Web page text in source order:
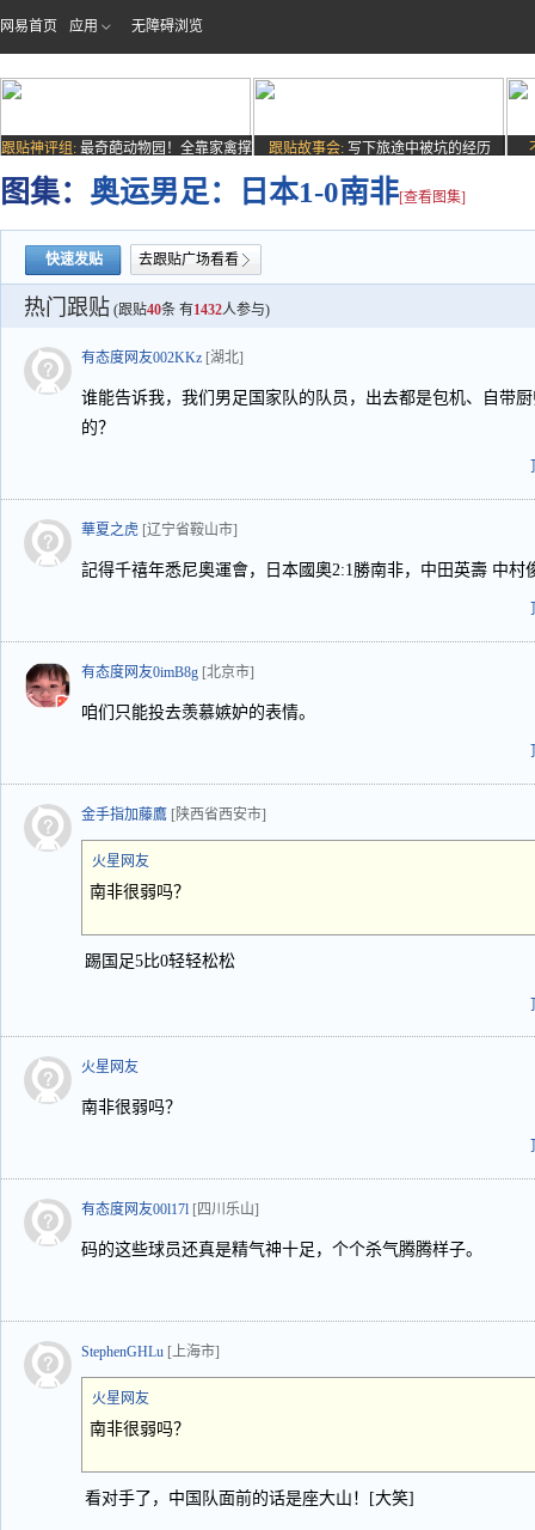
网易首页 应用 无障碍浏览
跟贴神评组: 最奇葩动物园！全靠家禽撑
场子
跟贴故事会: 写下旅途中被坑的经历
图集： 奥运男足：日本1-0南非[查看图集]
快速发贴 去跟贴广场看看
热门跟贴 (跟贴40条 有1432人参与)
有态度网友002KKz [湖北]
谁能告诉我，我们男足国家队的队员，出去都是包机、自带
的？
華夏之虎 [辽宁省鞍山市]
記得千禧年悉尼奧運會，日本國奧2:1勝南非，中田英壽 中村
有态度网友0imB8g [北京市]
咱们只能投去羡慕嫉妒的表情。
金手指加藤鷹 [陕西省西安市]
火星网友
南非很弱吗？
踢国足5比0轻轻松松
火星网友
南非很弱吗？
有态度网友00l17l [四川乐山]
码的这些球员还真是精气神十足，个个杀气腾腾样子。
StephenGHLu [上海市]
火星网友
南非很弱吗？
看对手了，中国队面前的话是座大山！[大笑]